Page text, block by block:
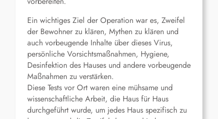
Ein wichtiges Ziel der Operation war es, Zweifel
der Bewohner zu klären, Mythen zu klären und
auch vorbeugende Inhalte über dieses Virus,
persönliche Vorsichtsmaßnahmen, Hygiene,
Desinfektion des Hauses und andere vorbeugende
Maßnahmen zu verstärken.
Diese Tests vor Ort waren eine mühsame und
wissenschaftliche Arbeit, die Haus für Haus
durchgeführt wurde, um jedes Haus spezifisch zu